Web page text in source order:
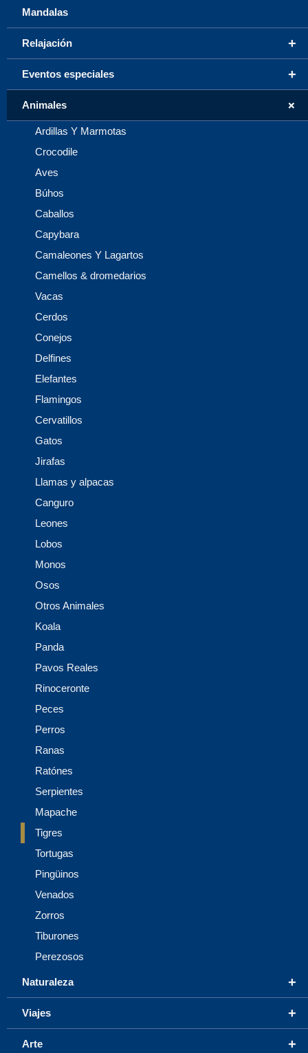
Mandalas
+
Relajación
+
Eventos especiales
+
Animales
Ardillas Y Marmotas
Crocodile
Aves
Búhos
Caballos
Capybara
Camaleones Y Lagartos
Camellos & dromedarios
Vacas
Cerdos
Conejos
Delfines
Elefantes
Flamingos
Cervatillos
Gatos
Jirafas
Llamas y alpacas
Canguro
Leones
Lobos
Monos
Osos
Otros Animales
Koala
Panda
Pavos Reales
Rinoceronte
Peces
Perros
Ranas
Ratónes
Serpientes
Mapache
Tigres
Tortugas
Pingüinos
Venados
Zorros
Tiburones
Perezosos
+
Naturaleza
+
Viajes
+
Arte